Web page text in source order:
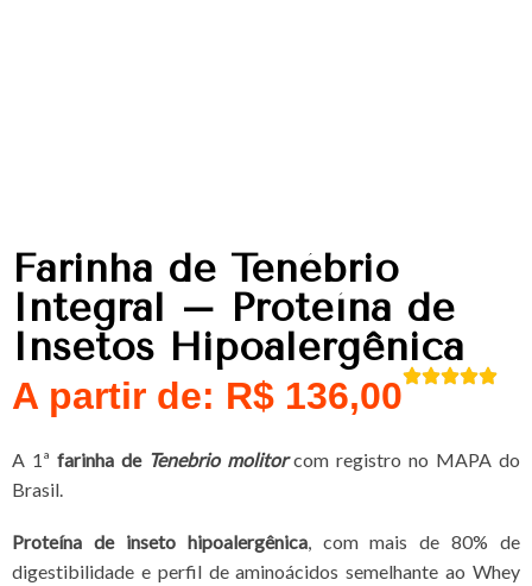
Farinha de Tenébrio
Integral – Proteína de
Insetos Hipoalergênica
A partir de: R$ 136,00
A 1ª farinha de Tenebrio molitorcom registro no MAPA do
Brasil.
Proteína de inseto hipoalergênica, com mais de 80% de
digestibilidade e perfil de aminoácidos semelhante ao Whey